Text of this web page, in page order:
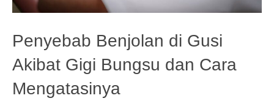
Penyebab Benjolan di Gusi
Akibat Gigi Bungsu dan Cara
Mengatasinya